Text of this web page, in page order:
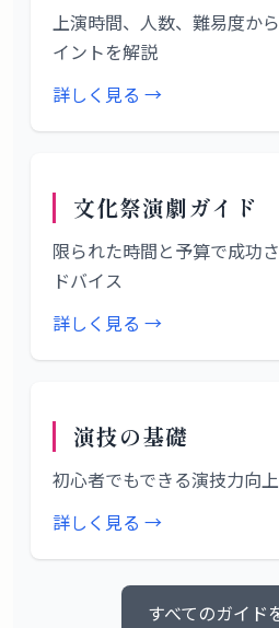
上演時間、人数、難易度か
イントを解説
詳しく見る →
文化祭演劇ガイド
限られた時間と予算で成功
ドバイス
詳しく見る →
演技の基礎
初心者でもできる演技力向
詳しく見る →
すべてのガイ